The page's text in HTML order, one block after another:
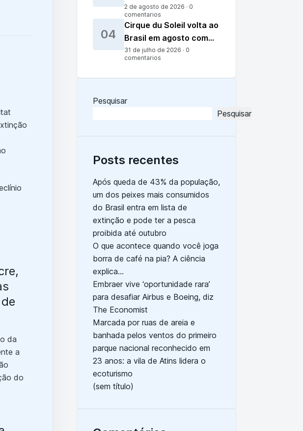
da
a
do
ventos do primeiro
parque nacional
reconhecido em 23
anos: a vila de Atins
lidera o ecoturismo
2 de agosto de 2026 · 0
comentarios
04
Cirque du Soleil volta ao
Brasil em agosto com
nova montagem e visual
31 de julho de 2026 · 0
comentarios
Pesquisar
Pesquisar
Posts recentes
Após queda de 43% da população,
um dos peixes mais consumidos
do Brasil entra em lista de
extinção e pode ter a pesca
proibida até outubro
O que acontece quando você joga
borra de café na pia? A ciência
explica…
Embraer vive ‘oportunidade rara’
para desafiar Airbus e Boeing, diz
The Economist
Marcada por ruas de areia e
banhada pelos ventos do primeiro
parque nacional reconhecido em
23 anos: a vila de Atins lidera o
ecoturismo
(sem título)